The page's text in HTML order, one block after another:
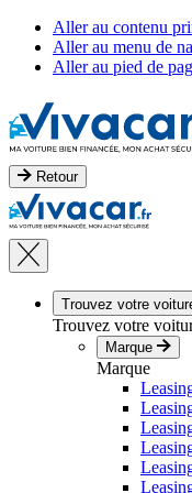
Aller au contenu
Aller au menu de
Aller au pied de
Retour
Trouvez votre
Trouvez votre
Marque
Marque